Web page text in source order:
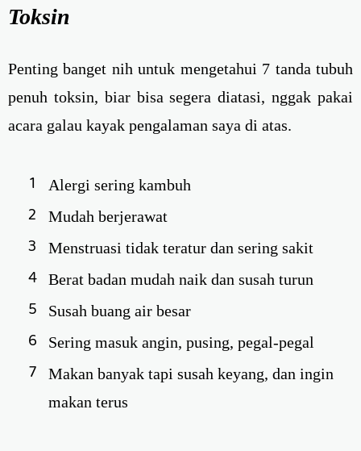
Toksin
Penting banget nih untuk mengetahui 7 tanda tubuh
penuh toksin, biar bisa segera diatasi, nggak pakai
acara galau kayak pengalaman saya di atas.
Alergi sering kambuh
Mudah berjerawat
Menstruasi tidak teratur dan sering sakit
Berat badan mudah naik dan susah turun
Susah buang air besar
Sering masuk angin, pusing, pegal-pegal
Makan banyak tapi susah keyang, dan ingin
makan terus